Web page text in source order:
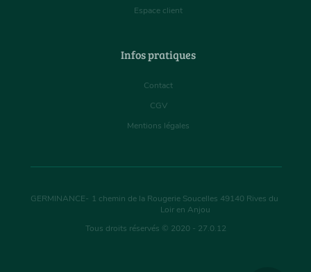
Espace client
Infos pratiques
Contact
CGV
Mentions légales
GERMINANCE- 1 chemin de la Rougerie Soucelles 49140 Rives du
Loir en Anjou
Tous droits réservés © 2020 - 27.0.12